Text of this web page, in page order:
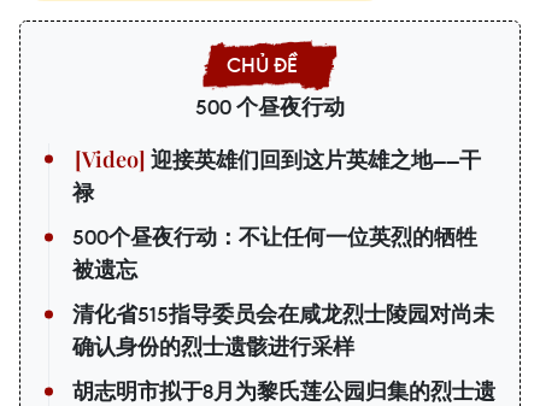
500 个昼夜行动
迎接英雄们回到这片英雄之地——干
禄
500个昼夜行动：不让任何一位英烈的牺牲
被遗忘
清化省515指导委员会在咸龙烈士陵园对尚未
确认身份的烈士遗骸进行采样
胡志明市拟于8月为黎氏莲公园归集的烈士遗